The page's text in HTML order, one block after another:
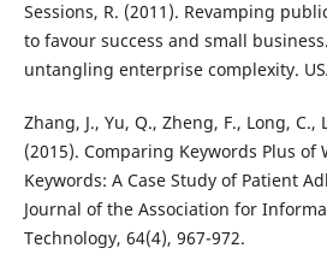
Sessions, R. (2011). Revamping
to favour success and small
untangling enterprise complexity.
Zhang, J., Yu, Q., Zheng, F., Long, C.,
(2015). Comparing Keywords Plus of
Keywords: A Case Study of Patient
Journal of the Association for
Technology, 64(4), 967-972.